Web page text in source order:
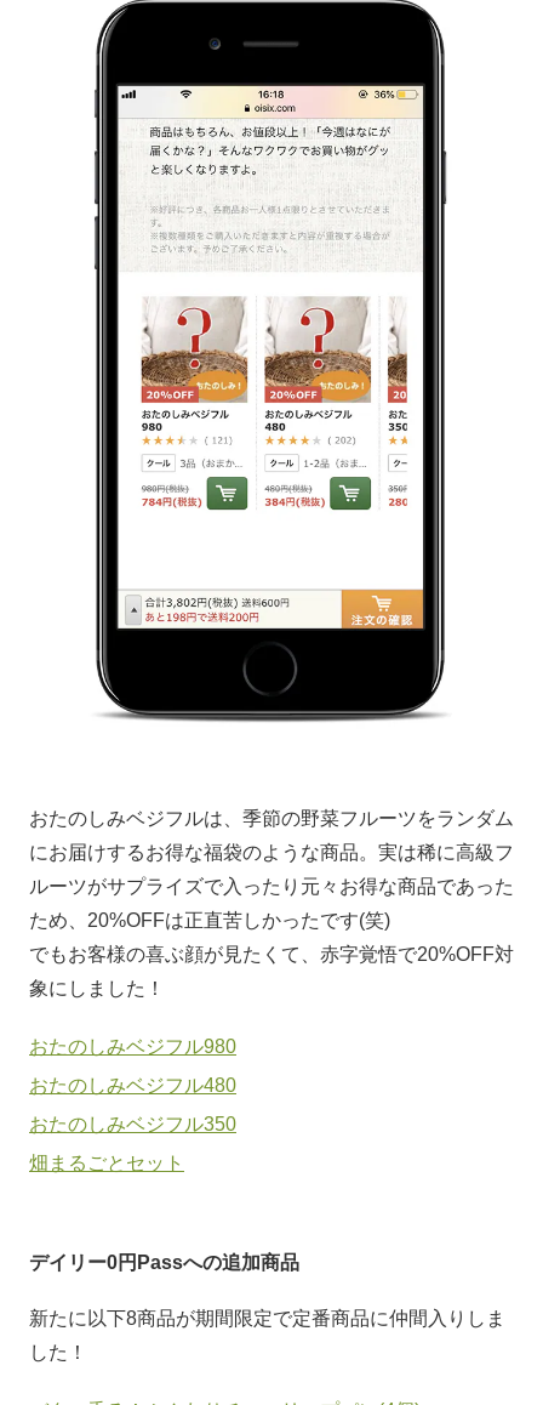
おたのしみベジフルは、季節の野菜フルーツをランダム
にお届けするお得な福袋のような商品。実は稀に高級フ
ルーツがサプライズで入ったり元々お得な商品であった
ため、20%OFFは正直苦しかったです(笑)
でもお客様の喜ぶ顔が見たくて、赤字覚悟で20%OFF対
象にしました！
おたのしみベジフル980
おたのしみベジフル480
おたのしみベジフル350
畑まるごとセット
デイリー0円Passへの追加商品
新たに以下8商品が期間限定で定番商品に仲間入りしま
した！